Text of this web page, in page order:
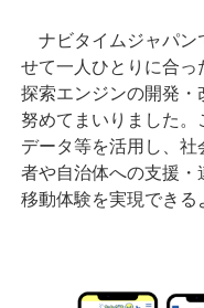
ナビタイムジャパン
せて一人ひとりに合
探索エンジンの開発
努めてまいりました
データ等を活用し、
者や自治体への支援
移動体験を実現できる